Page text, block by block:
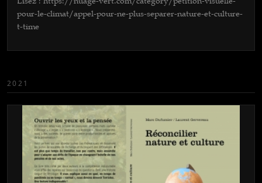
pour-le-climat/appel-pour-ne-plus-separer-nature-et-culture-
t-time
2021